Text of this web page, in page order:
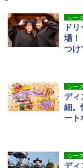
シー
ド
場！
つけ
シー
ディ
細。
ート
シー
ディ